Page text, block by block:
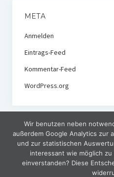
META
Anmelden
Eintrags-Feed
Kommentar-Feed
WordPress.org
Wir benutzen neben
außerdem Google Analytics zur
und zur statistischen
interessant wie möglich
einverstanden? Diese